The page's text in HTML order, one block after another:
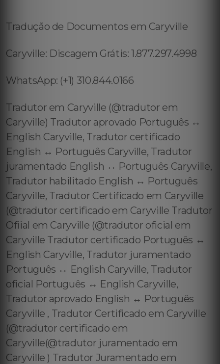
Tradução de Documentos em Caryville
Caryville: Discagem Grátis: 1.877.297.4998
WhatsApp: (+1) 310.844.0166
Tradutor em Caryville (@tradutor em
Caryville) Tradutor aprovado Português ↔️
English Caryville, Tradutor certificado
English ↔️ Português Caryville, Tradutor
juramentado English ↔️ Português Caryville,
Tradutor habilitado English ↔️ Português
Caryville, Tradutor Certificado em Caryville
(@tradutor certificado em Caryville Tradutor
Ofiial em Caryville (@tradutor oficial em
Caryville Tradutor certificado Português ↔️
English Caryville, Tradutor juramentado
Português ↔️ English Caryville, Tradutor
oficial Português ↔️ English Caryville,
Tradutor aprovado English ↔️ Português
Caryville , Tradutor Certificado em Caryville
(@tradutor certificado em
Caryville(@tradutor juramentado em
Caryville ) Tradutor Juramentado em